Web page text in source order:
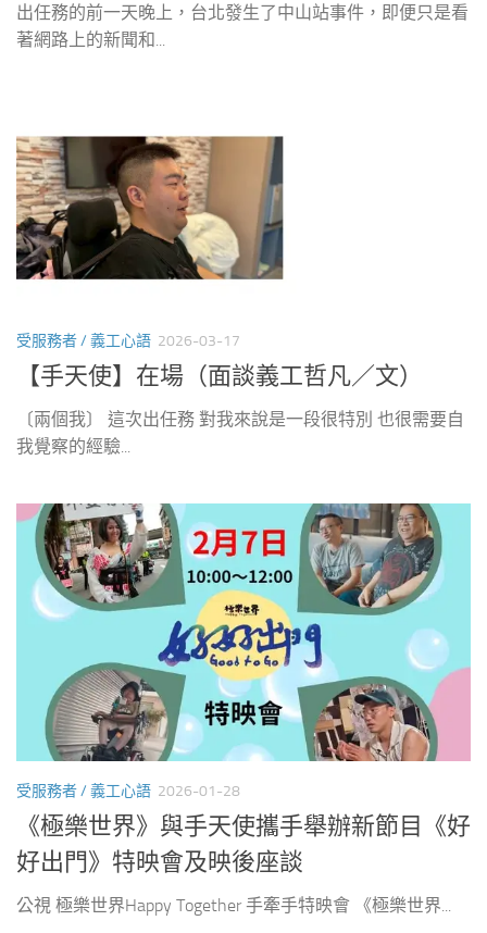
出任務的前一天晚上，台北發生了中山站事件，即便只是看
著網路上的新聞和...
受服務者 / 義工心語 2026-03-17
【手天使】在場（面談義工哲凡／文）
〔兩個我〕 這次出任務 對我來說是一段很特別 也很需要自
我覺察的經驗...
受服務者 / 義工心語 2026-01-28
《極樂世界》與手天使攜手舉辦新節目《好
好出門》特映會及映後座談
公視 極樂世界Happy Together 手牽手特映會 《極樂世界...